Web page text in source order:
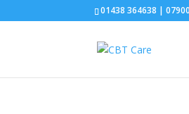
01438 364638 |